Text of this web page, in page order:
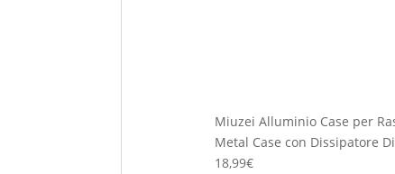
Miuzei Alluminio Case per
Metal Case con Dissipatore
18,99€